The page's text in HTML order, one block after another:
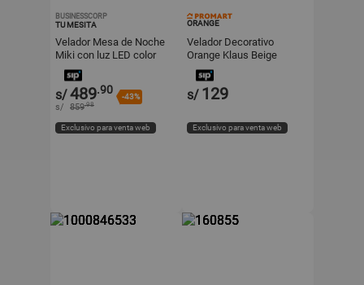
BUSINESSCORP
TU MESITA
Velador Mesa de Noche
Miki con luz LED color
Blanco TU MESITA
s/489.90
-43%
s/ 859.98
Exclusivo para venta web
ORANGE
Velador Decorativo
Orange Klaus Beige
40x55x35cm
s/ 129
Exclusivo para venta web